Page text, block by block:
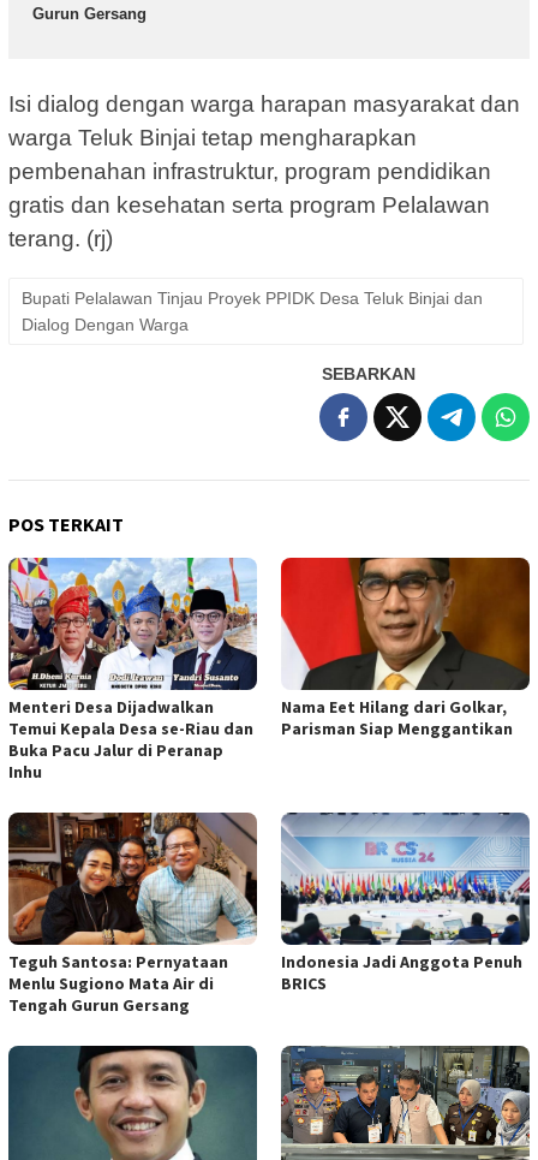
Gurun Gersang
Isi dialog dengan warga harapan masyarakat dan
warga Teluk Binjai tetap mengharapkan
pembenahan infrastruktur, program pendidikan
gratis dan kesehatan serta program Pelalawan
terang. (rj)
Bupati Pelalawan Tinjau Proyek PPIDK Desa Teluk Binjai dan
Dialog Dengan Warga
SEBARKAN
POS TERKAIT
Menteri Desa Dijadwalkan
Temui Kepala Desa se-Riau dan
Buka Pacu Jalur di Peranap
Inhu
Nama Eet Hilang dari Golkar,
Parisman Siap Menggantikan
Teguh Santosa: Pernyataan
Menlu Sugiono Mata Air di
Tengah Gurun Gersang
Indonesia Jadi Anggota Penuh
BRICS